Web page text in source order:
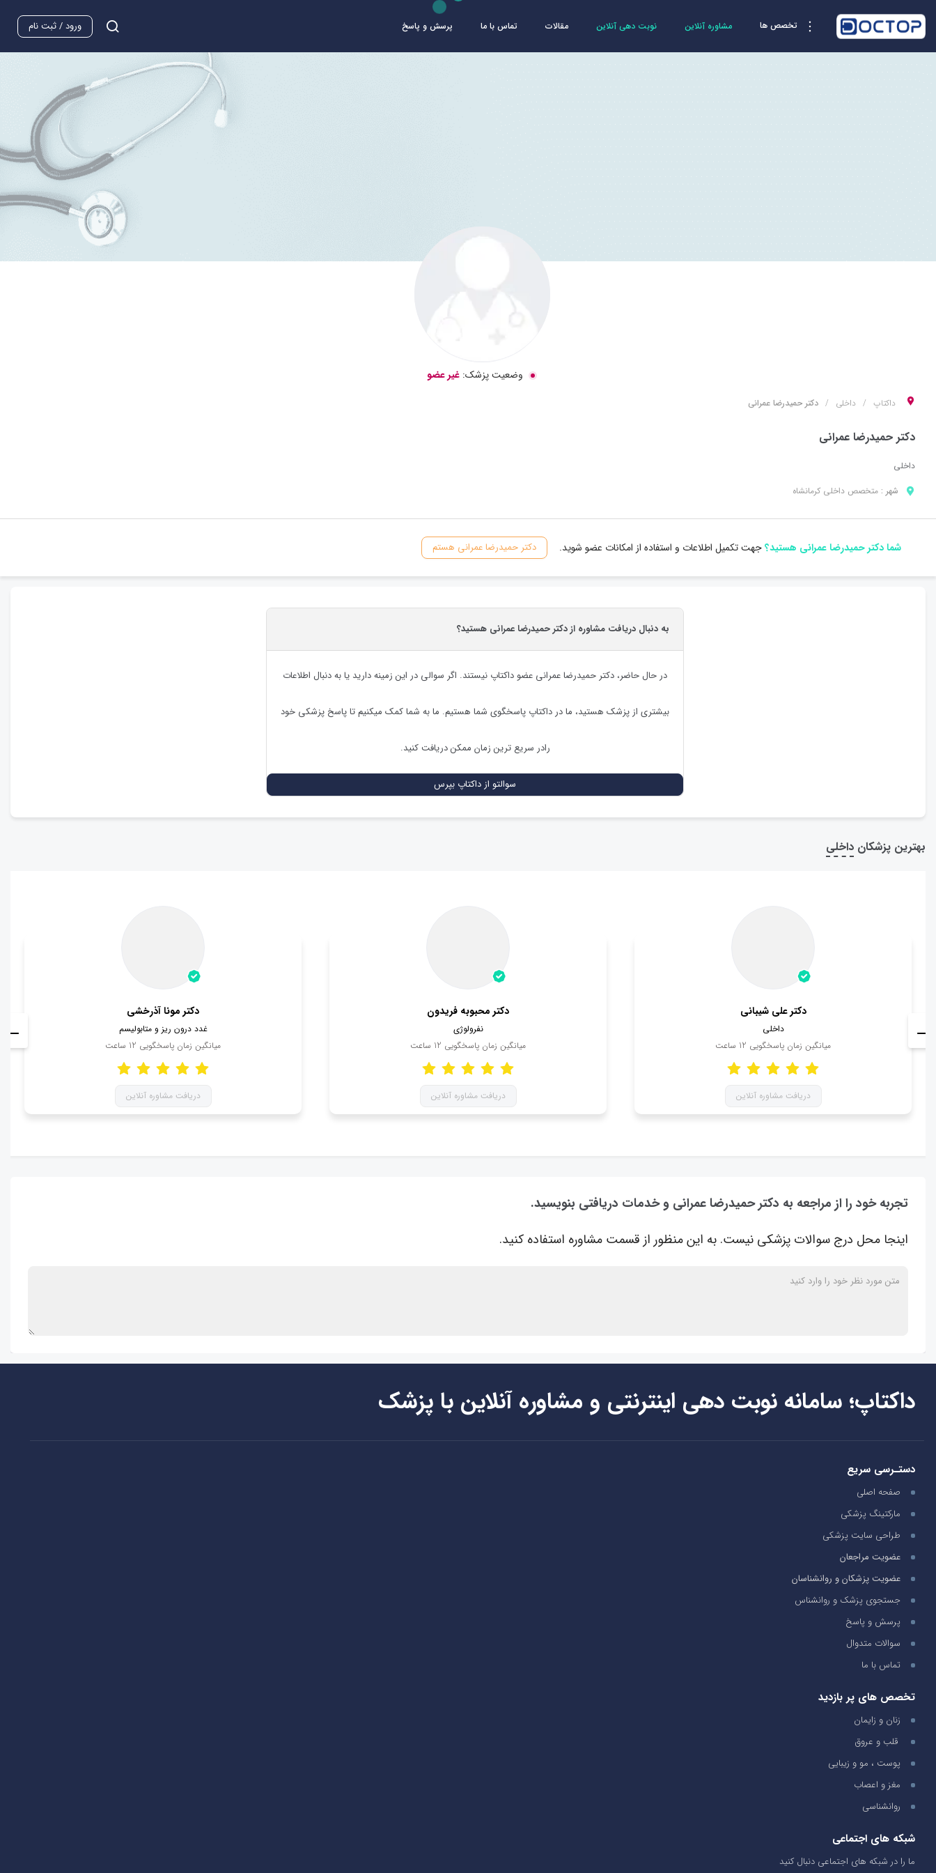
تخصص ها مشاوره آنلاین نوبت دهی آنلاین مقالات تماس با ما پرسش و پاسخ ورود / ثبت نام
وضعیت پزشک: غیر عضو
داکتاپ داخلی دکتر حمیدرضا عمرانی
دکتر حمیدرضا عمرانی
داخلی
شهر : متخصص داخلی کرمانشاه
شما دکتر حمیدرضا عمرانی هستید؟جهت تکمیل اطلاعات و استفاده از امکانات عضو شوید. دکتر حمیدرضا عمرانی هستم
به دنبال دریافت مشاوره از دکتر حمیدرضا عمرانی هستید؟
در حال حاضر، دکتر حمیدرضا عمرانی عضو داکتاپ نیستند. اگر سوالی در این زمینه دارید یا به دنبال اطلاعات
بیشتری از پزشک هستید، ما در داکتاپ پاسخگوی شما هستیم. ما به شما کمک میکنیم تا پاسخ پزشکی خود
رادر سریع ترین زمان ممکن دریافت کنید.
سوالتو از داکتاپ بپرس
بهترین پزشکان داخلی
دکتر مونا آذرخشی
غدد درون ریز و متابولیسم
میانگین زمان پاسخگویی 12 ساعت
دریافت مشاوره آنلاین
دکتر محبوبه فریدون
نفرولوژی
میانگین زمان پاسخگویی 12 ساعت
دریافت مشاوره آنلاین
دکتر علی شیبانی
داخلی
میانگین زمان پاسخگویی 12 ساعت
دریافت مشاوره آنلاین
تجربه خود را از مراجعه به دکتر حمیدرضا عمرانی و خدمات دریافتی بنویسید.
اینجا محل درج سوالات پزشکی نیست. به این منظور از قسمت مشاوره استفاده کنید.
داکتاپ؛ سامانه نوبت دهی اینترنتی و مشاوره آنلاین با پزشک
دستـرسی سریع
صفحه اصلی
مارکتینگ پزشکی
طراحی سایت پزشکی
عضویت مراجعان
عضویت پزشکان و روانشناسان
جستجوی پزشک و روانشناس
پرسش و پاسخ
سوالات متدوال
تماس با ما
تخصص های پر بازدید
زنان و زایمان
قلب و عروق
پوست ، مو و زیبایی
مغز و اعصاب
روانشناسی
شبکه های اجتماعی
ما را در شبکه های اجتماعی دنبال کنید